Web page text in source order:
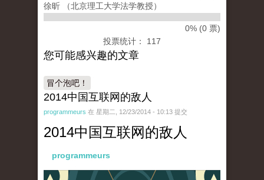
徐昕 （北京理工大学法学教授）
0% (0 票)
投票统计： 117
您可能感兴趣的文章
冒个泡吧！
2014中国互联网的敌人
programmeurs 在 星期二, 12/23/2014 - 10:13 提交
2014中国互联网的敌人
programmeurs